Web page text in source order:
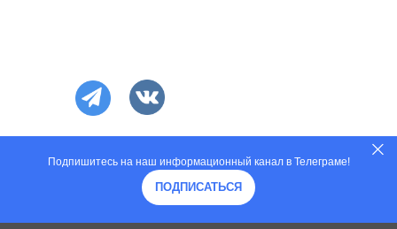
Подпишитесь на наш информационный канал в Телеграме!
ПОДПИСАТЬСЯ